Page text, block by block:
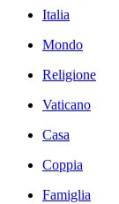
Italia
Mondo
Religione
Vaticano
Casa
Coppia
Famiglia